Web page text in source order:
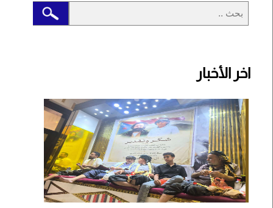
اخر الأخبار